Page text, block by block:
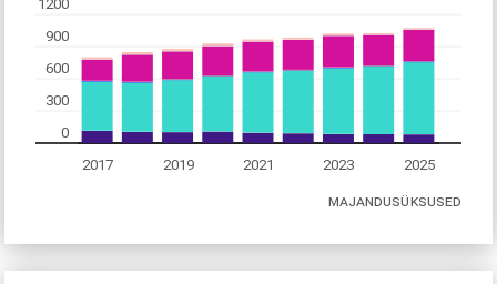
2017 2019 2021 2023 2025
0
300
600
900
1200
MAJANDUSÜKSUSED